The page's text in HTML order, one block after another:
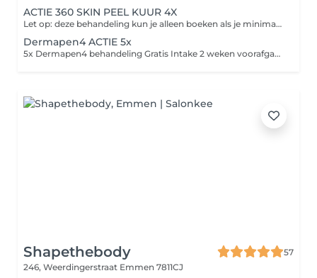
ACTIE 360 SKIN PEEL KUUR 4X
Let op: deze behandeling kun je alleen boeken als je minimaal 2 weken voorafgaand aan deze behandeling een intake hebt afgenomen. Silk+ Reiniging Spicy Skin Shock Zuurstof masker Bindweefsel/cupping massage Skin peeling aangepast aan de huid Huidverzorging aangepast aan jouw huidwens
Dermapen4 ACTIE 5x
5x Dermapen4 behandeling Gratis Intake 2 weken voorafgaand aan de kuur Nazorg producten na elke behandeling Huidverzorgingsadvies op maat 5x DERMAPEN4 behandeling van €799,00 Nu voor €699,00! Let op: het is belangrijk dat je een huidroutine volgt met onze producten voordat je deze deze behandeling kan boeken.
Shapethebody
57
246, Weerdingerstraat Emmen 7811CJ